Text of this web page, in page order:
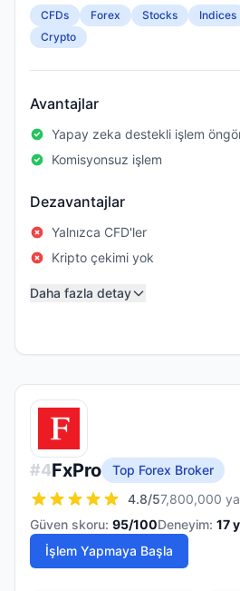
CFDs Forex Stocks Indices
Crypto
Avantajlar
Yapay zeka destekli işlem
Komisyonsuz işlem
Dezavantajlar
Yalnızca CFD'ler
Kripto çekimi yok
Daha fazla detay
#4FxPro
Top Forex Broker
4.8/57,800,000
Güven skoru: 95/100Deneyim: 17
İşlem Yapmaya Başla